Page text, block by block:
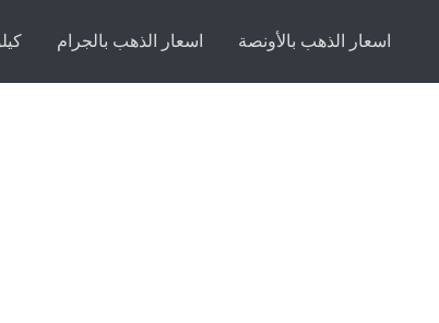
اسعار الذهب بالأونصة اسعار الذهب بالجرام